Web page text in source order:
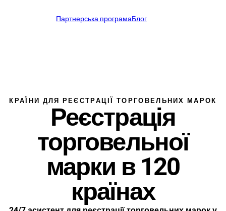
Партнерська програмаБлог
КРАЇНИ ДЛЯ РЕЄСТРАЦІЇ ТОРГОВЕЛЬНИХ МАРОК
Реєстрація
торговельної
марки в 120
країнах